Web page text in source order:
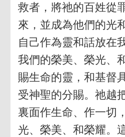
救者，將祂的百姓從
來，並成為他們的光
自己作為靈和話放在
我們的榮美、榮光、
賜生命的靈，和基督
受神聖的分賜。祂越
裏面作生命、作一切
光、榮美、和榮耀。